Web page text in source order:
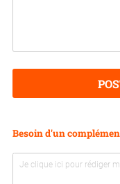
Besoin d'un